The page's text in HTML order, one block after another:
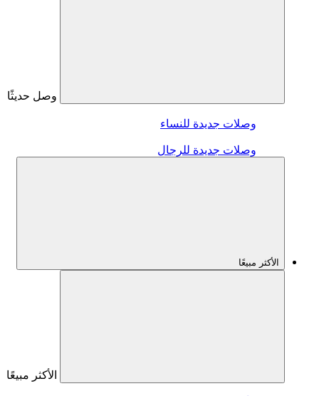
وصل حديثًا
وصلات جديدة للنساء
وصلات جديدة للرجال
الأكثر مبيعًا
الأكثر مبيعًا